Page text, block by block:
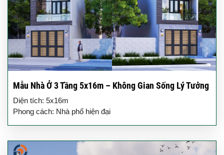
Mẫu Nhà Ở 3 Tầng 5x16m – Không Gian Sống Lý Tưởng
Diện tích: 5x16m
Phong cách: Nhà phố hiện đại